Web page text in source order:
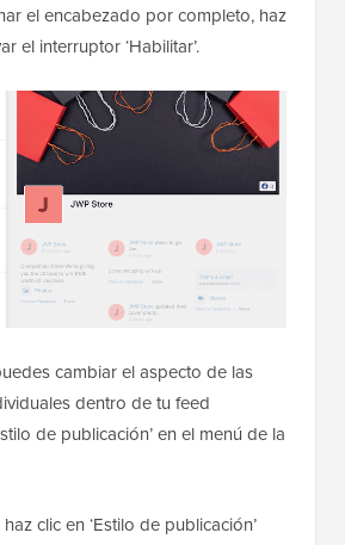
el encabezado por completo, haz
el interruptor ‘Habilitar’.
cambiar el aspecto de las
dentro de tu feed
de publicación’ en el menú de la
clic en ‘Estilo de publicación’